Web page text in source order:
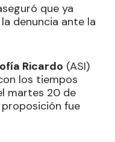
que ya
denuncia ante la
Ricardo (ASI)
los tiempos
martes 20 de
proposición fue